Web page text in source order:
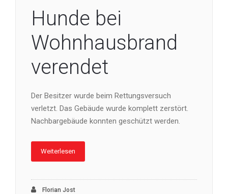
Hunde bei
Wohnhausbrand
verendet
Der Besitzer wurde beim Rettungsversuch
verletzt. Das Gebäude wurde komplett zerstört.
Nachbargebäude konnten geschützt werden.
Weiterlesen
Florian Jost